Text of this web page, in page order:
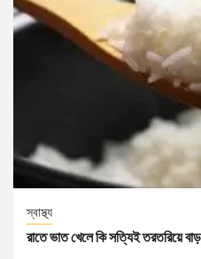
স্বাস্থ্য
রাতে ভাত খেলে কি সত্যিই তরতরিয়ে